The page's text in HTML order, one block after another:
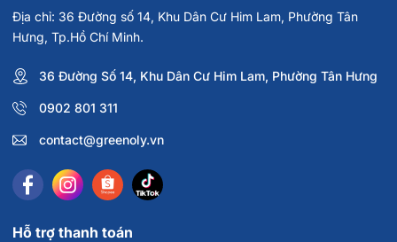
Địa chỉ: 36 Đường số 14, Khu Dân Cư Him Lam, Phường Tân
Hưng, Tp.Hồ Chí Minh.
36 Đường Số 14, Khu Dân Cư Him Lam, Phường Tân Hưng
0902 801 311
contact@greenoly.vn
Hỗ trợ thanh toán